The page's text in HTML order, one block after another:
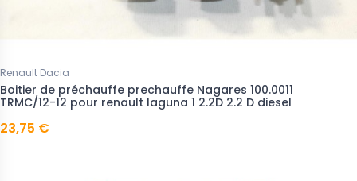
Renault Dacia
Boitier de préchauffe prechauffe Nagares 100.0011
TRMC/12-12 pour renault laguna 1 2.2D 2.2 D diesel
23,75 €